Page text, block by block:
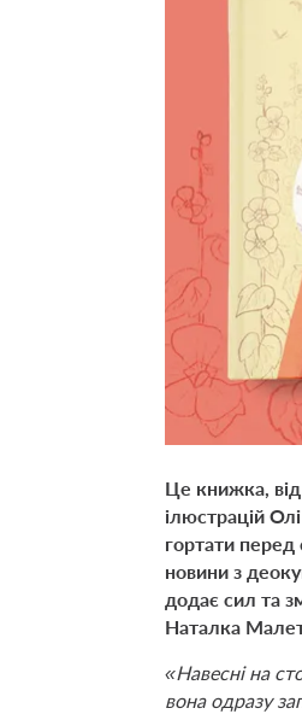
Це книжка, від
ілюстрацій
гортати перед
новини з
додає сил та
Наталка
«Навесні на
вона одразу